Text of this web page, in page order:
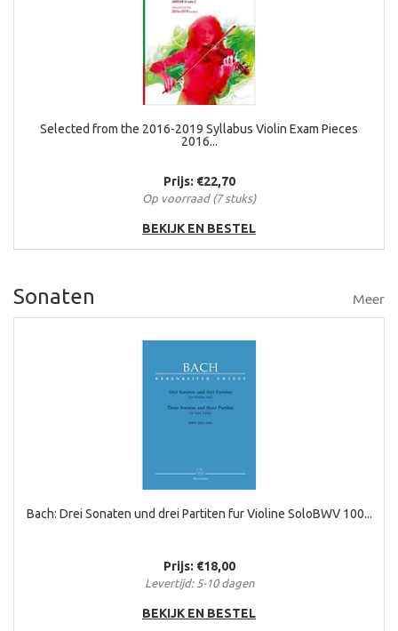
Selected from the 2016-2019 Syllabus Violin Exam Pieces
2016...
Prijs: €22,70
Op voorraad (7 stuks)
BEKIJK EN BESTEL
Meer
Sonaten
Bach: Drei Sonaten und drei Partiten fur Violine SoloBWV 100...
Prijs: €18,00
Levertijd: 5-10 dagen
BEKIJK EN BESTEL